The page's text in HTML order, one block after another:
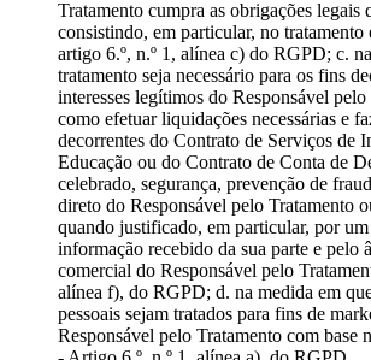
Tratamento cumpra as obrigações legais
consistindo, em particular, no
artigo 6.º, n.º 1, alínea c) do RGPD; c.
tratamento seja necessário para os fins
interesses legítimos do Responsável
como efetuar liquidações necessárias e
decorrentes do Contrato de Serviços de
Educação ou do Contrato de Conta de
celebrado, segurança, prevenção de
direto do Responsável pelo Tratamento
quando justificado, em particular, por
informação recebido da sua parte e pelo
comercial do Responsável pelo
alínea f), do RGPD; d. na medida em
pessoais sejam tratados para fins de
Responsável pelo Tratamento com base